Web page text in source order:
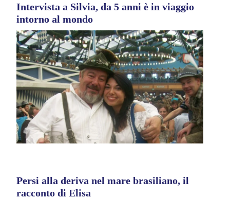
Intervista a Silvia, da 5 anni è in viaggio
intorno al mondo
Persi alla deriva nel mare brasiliano, il
racconto di Elisa